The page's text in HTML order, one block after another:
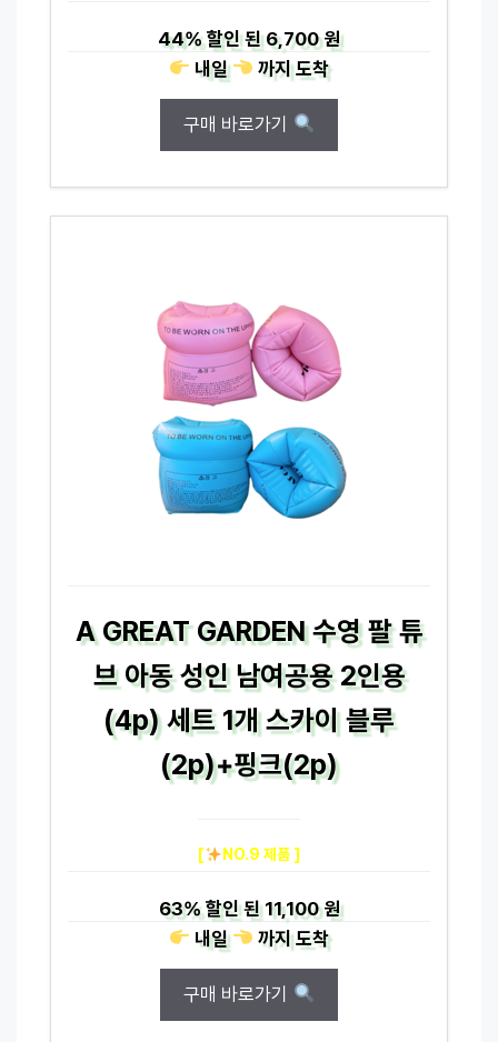
44%할인 된6,700 원
내일
까지도착
구매 바로가기
A GREAT GARDEN 수영 팔 튜
브 아동 성인 남여공용 2인용
(4p) 세트 1개 스카이 블루
(2p)+핑크(2p)
[ NO.9 제품 ]
63%할인 된11,100 원
내일
까지도착
구매 바로가기